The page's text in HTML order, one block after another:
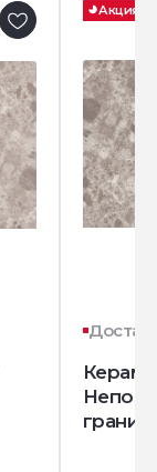
Акция
гранит)